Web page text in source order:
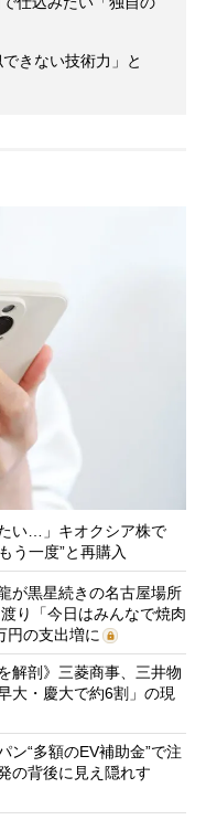
きない技術力」と
い…」キオクシア株で
う一度”と再購入
が黒星続きの名古屋場所
り「今日はみんなで焼肉
の支出増に
解剖》三菱商事、三井物
大・慶大で約6割」の現
ン“多額のEV補助金”で注
の背後に見え隠れす